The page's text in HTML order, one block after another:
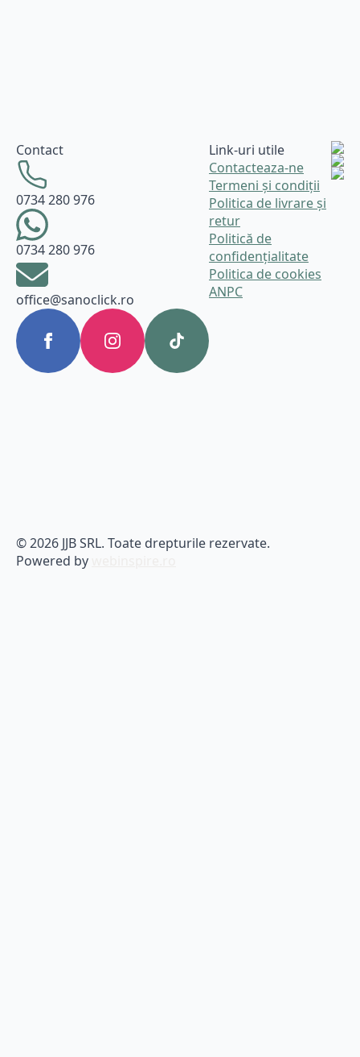
Contact
0734 280 976
0734 280 976
office@sanoclick.ro
Link-uri utile
Contacteaza-ne
Termeni și condiții
Politica de livrare și
retur
Politică de
confidențialitate
Politica de cookies
ANPC
© 2026 JJB SRL. Toate drepturile rezervate.
Powered by